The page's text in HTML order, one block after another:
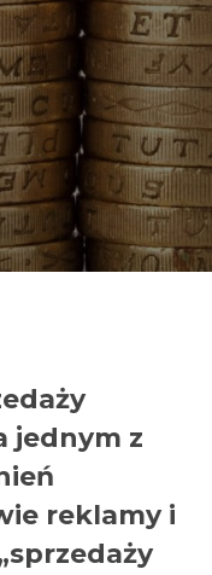
jednym z
reklamy i